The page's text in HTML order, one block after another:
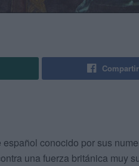
conocido por sus
una fuerza británica muy